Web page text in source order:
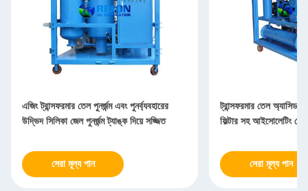
এজিং ট্রান্সফরমার তেল পুনর্জন্ম এবং পুনর্ব্যবহারের
উদ্ভিদ সিলিকা জেল পুনর্জন্ম ট্যাঙ্ক দিয়ে সজ্জিত
সেরা মূল্য পান
ট্রান্সফরমার তেল অ্যাসিড
ফিল্টার সহ আইসোলেটিং
সেরা মূল্য পান